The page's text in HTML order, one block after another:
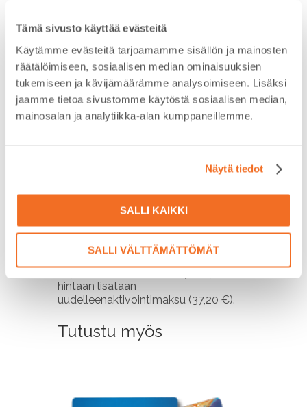
Tämä sivusto käyttää evästeitä
Käytämme evästeitä tarjoamamme sisällön ja mainosten
räätälöimiseen, sosiaalisen median ominaisuuksien
tukemiseen ja kävijämäärämme analysoimiseen. Lisäksi
jaamme tietoa sivustomme käytöstä sosiaalisen median,
mainosalan ja analytiikka-alan kumppaneillemme.
Näytä tiedot
SALLI KAIKKI
SALLI VÄLTTÄMÄTTÖMÄT
Osasto:Käyttömaksut
Kuvaus
Embelin SIM-kortin käyttöaika
hankitaan 12 kk erissä Oma Remuc-
palvelussa. Euroopassa toimivan
kortin käyttöaika maksaa7,95 €/kk
Pääset suoraan Oma Remuc:n SIM-
korttisivulla oheisesta painikkeesta.
Huom: Mikäli Embelin SIM-kortille ei
hankita käyttöaikaa
erääntymispäivään mennessä,
suljetaan kortti. Tällöin käyttöajan
hintaan lisätään
uudelleenaktivointimaksu (37,20 €).
Tutustu myös